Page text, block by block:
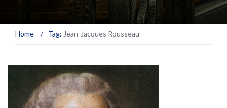
Home / Tag: Jean-Jacques Rousseau